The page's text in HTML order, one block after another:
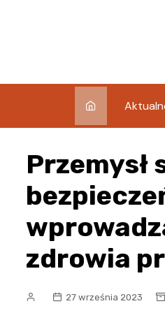
Blog
Przemysł
zdrowia
27 września 2023